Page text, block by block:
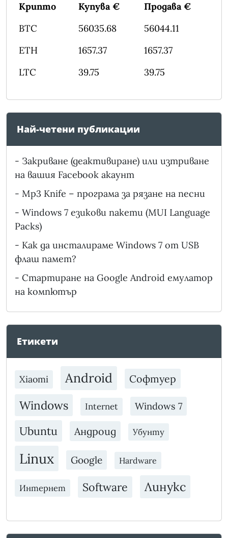
Крипто Купува €
Продава €
BTC
56035.68
56044.11
ETH
1657.37
1657.37
LTC
39.75 39.75
Най-четени публикации
- Закриване (деактивиране) или изтриване
на вашия Facebook акаунт
- Mp3 Knife – програма за рязане на песни
- Windows 7 езикови пакети (MUI Language
Packs)
- Как да инсталираме Windows 7 от USB
флаш памет?
- Стартиране на Google Android емулатор
на компютър
Етикети
Xiaomi Android Софтуер
Windows Internet Windows 7
Ubuntu Андроид Убунту
Linux Google Hardware
Интернет Software Линукс